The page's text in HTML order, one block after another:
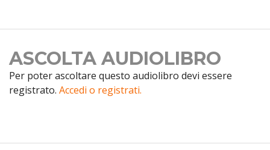
ASCOLTA AUDIOLIBRO
Per poter ascoltare questo audiolibro devi essere
registrato. Accedi o registrati.